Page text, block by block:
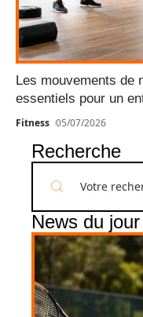
Les mouvements de
essentiels pour un
Fitness 05/07/2026
Recherche
News du jour